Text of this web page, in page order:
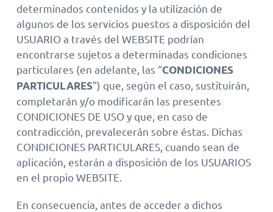
determinados contenidos y la utilización de
algunos de los servicios puestos a disposición del
USUARIO a través del WEBSITE podrían
encontrarse sujetos a determinadas condiciones
particulares (en adelante, las “CONDICIONES
PARTICULARES”) que, según el caso, sustituirán,
completarán y/o modificarán las presentes
CONDICIONES DE USO y que, en caso de
contradicción, prevalecerán sobre éstas. Dichas
CONDICIONES PARTICULARES, cuando sean de
aplicación, estarán a disposición de los USUARIOS
en el propio WEBSITE.
En consecuencia, antes de acceder a dichos